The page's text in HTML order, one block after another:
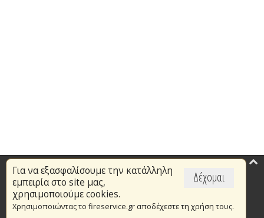
Δέχομαι
Για να εξασφαλίσουμε την κατάλληλη
εμπειρία στο site μας,
χρησιμοποιούμε cookies.
Χρησιμοποιώντας το fireservice.gr αποδέχεστε τη χρήση τους.
Επικαιρότητα
Το Πυροσβεστικό Σώμα